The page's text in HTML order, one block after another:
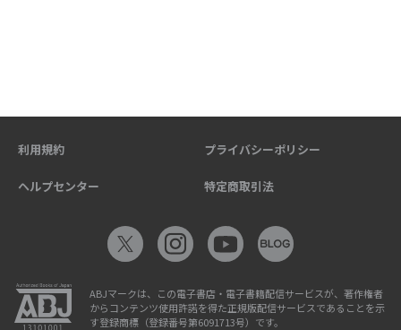
利用規約 プライバシーポリシー
ヘルプセンター 特定商取引法
ABJマークは、この電子書店・電子書籍配信サービスが、著作権者
からコンテンツ使用許諾を得た正規版配信サービスであることを示
す登録商標（登録番号第6091713号）です。